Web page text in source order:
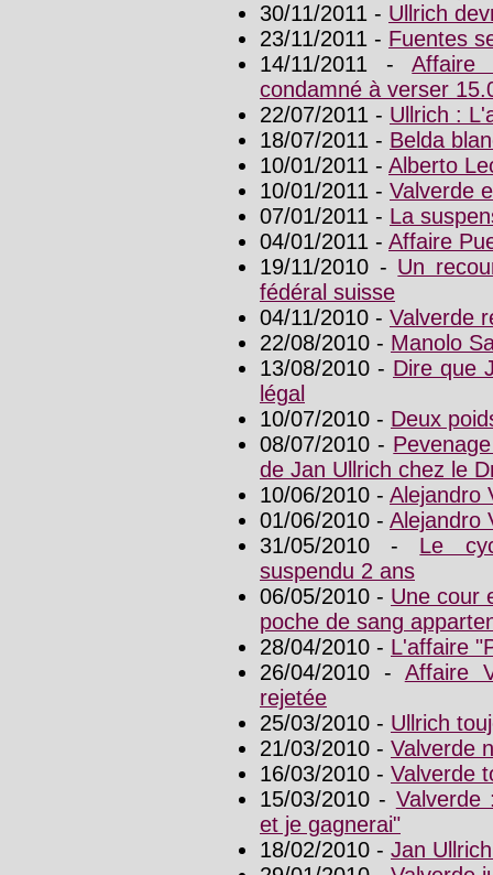
30/11/2011 - Ullrich
23/11/2011 - Fuentes
14/11/2011 -
condamné à verser
22/07/2011 - Ullrich :
18/07/2011 - Belda
10/01/2011 - Alberto
10/01/2011 - Valverde
07/01/2011 - La
04/01/2011 - Affaire
19/11/2010 - Un
fédéral suisse
04/11/2010 - Valverde
22/08/2010 - Manolo
13/08/2010 - Dire que
légal
10/07/2010 - Deux
08/07/2010 -
de Jan Ullrich chez le
10/06/2010 - Alejandro
01/06/2010 - Alejandro
31/05/2010 - Le
suspendu 2 ans
06/05/2010 - Une cour
poche de sang
28/04/2010 - L'affaire
26/04/2010 - Affaire
rejetée
25/03/2010 - Ullrich
21/03/2010 - Valverde
16/03/2010 - Valverde
15/03/2010 - Valverde
et je gagnerai"
18/02/2010 - Jan